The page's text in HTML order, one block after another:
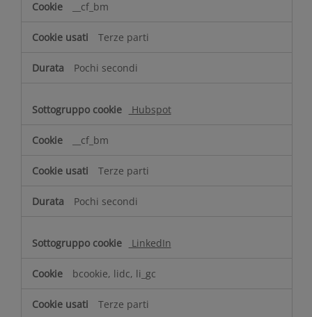
__cf_bm
Terze parti
Pochi secondi
Hubspot
__cf_bm
Terze parti
Pochi secondi
LinkedIn
bcookie, lidc, li_gc
Terze parti